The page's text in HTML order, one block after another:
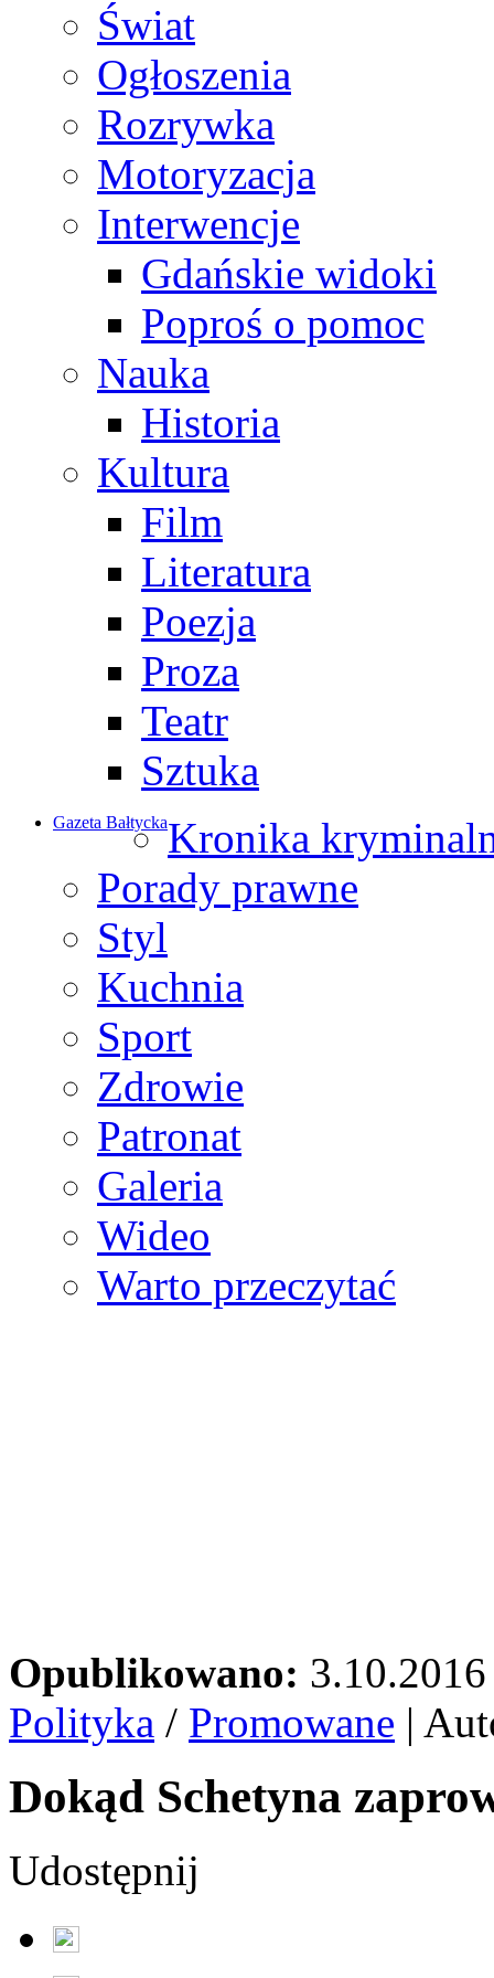
Świat
Ogłoszenia
Rozrywka
Motoryzacja
Interwencje
Gdańskie widoki
Poproś o pomoc
Nauka
Historia
Kultura
Film
Literatura
Poezja
Proza
Teatr
Sztuka
Gazeta BałtyckaKronika
Porady prawne
Styl
Kuchnia
Sport
Zdrowie
Patronat
Galeria
Wideo
Warto przeczytać
Opublikowano: 3.10.2016
Polityka / Promowane |
Dokąd Schetyna
Udostępnij